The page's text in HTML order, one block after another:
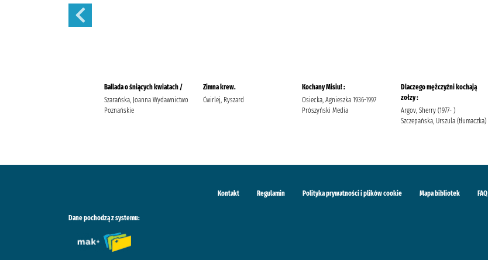
Ballada o śniących kwiatach /
Szarańska, Joanna Wydawnictwo
Poznańskie
Zimna krew.
Ćwirlej, Ryszard
Kochany Misiu! :
Osiecka, Agnieszka 1936-1997
Prószyński Media
Dlaczego mężczyźni kochają
zołzy :
Argov, Sherry (1977- )
Szczepańska, Urszula (tłumaczka)
Kontakt Regulamin Polityka prywatności i plików cookie Mapa bibliotek FAQ
Dane pochodzą z systemu: